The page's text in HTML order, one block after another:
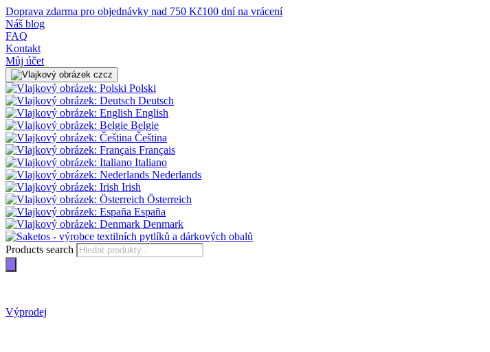
Doprava zdarma pro objednávky nad 750 Kč100 dní na vrácení
Náš blog
FAQ
Kontakt
Můj účet
cz
Polski
Deutsch
English
Belgie
Čeština
Français
Italiano
Nederlands
Irish
Österreich
España
Denmark
Products search
Výprodej